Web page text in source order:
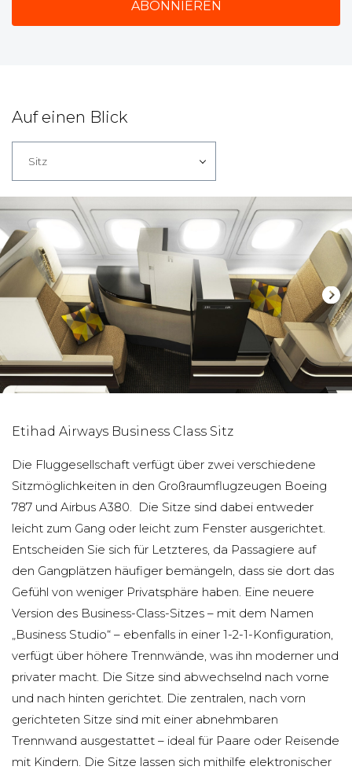
Auf einen Blick
Sitz
Etihad Airways Business Class Sitz
Die Fluggesellschaft verfügt über zwei verschiedene
Sitzmöglichkeiten in den Großraumflugzeugen Boeing
787 und Airbus A380. Die Sitze sind dabei entweder
leicht zum Gang oder leicht zum Fenster ausgerichtet.
Entscheiden Sie sich für Letzteres, da Passagiere auf
den Gangplätzen häufiger bemängeln, dass sie dort das
Gefühl von weniger Privatsphäre haben. Eine neuere
Version des Business-Class-Sitzes – mit dem Namen
„Business Studio“ – ebenfalls in einer 1-2-1-Konfiguration,
verfügt über höhere Trennwände, was ihn moderner und
privater macht. Die Sitze sind abwechselnd nach vorne
und nach hinten gerichtet. Die zentralen, nach vorn
gerichteten Sitze sind mit einer abnehmbaren
Trennwand ausgestattet – ideal für Paare oder Reisende
mit Kindern. Die Sitze lassen sich mithilfe elektronischer